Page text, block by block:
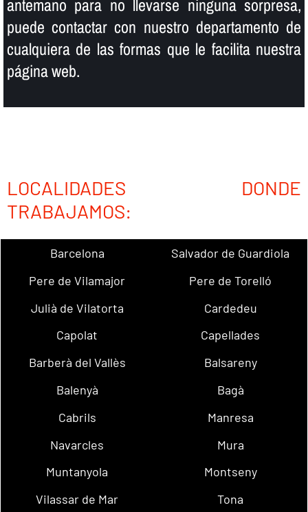
antemano para no llevarse ninguna sorpresa,
puede contactar con nuestro departamento de
cualquiera de las formas que le facilita nuestra
página web.
LOCALIDADES DONDE
TRABAJAMOS:
Barcelona
Salvador de Guardiola
Pere de Vilamajor
Pere de Torelló
Julià de Vilatorta
Cardedeu
Capolat
Capellades
Barberà del Vallès
Balsareny
Balenyà
Bagà
Cabrils
Manresa
Navarcles
Mura
Muntanyola
Montseny
Vilassar de Mar
Tona